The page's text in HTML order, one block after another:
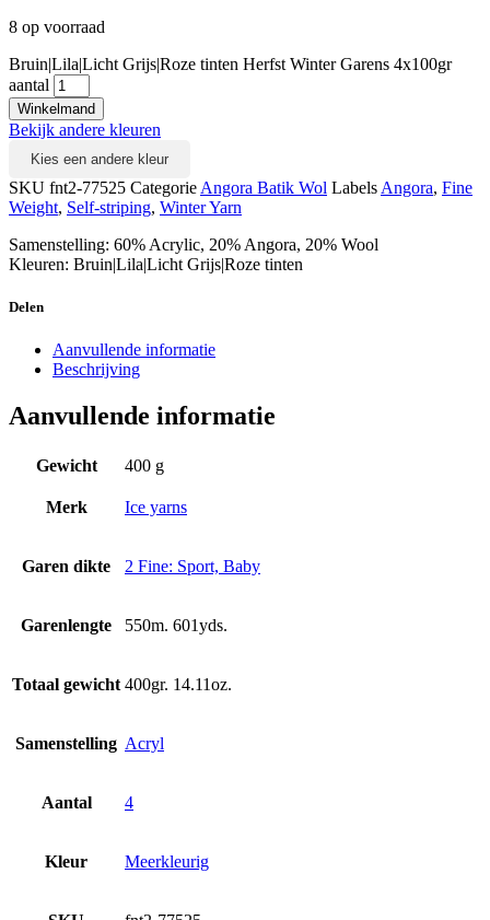
8 op voorraad
Bruin|Lila|Licht Grijs|Roze tinten Herfst Winter Garens 4x100gr
aantal
Winkelmand
Bekijk andere kleuren
Kies een andere kleur
SKU fnt2-77525 Categorie Angora Batik Wol Labels Angora, Fine
Weight, Self-striping, Winter Yarn
Samenstelling: 60% Acrylic, 20% Angora, 20% Wool
Kleuren: Bruin|Lila|Licht Grijs|Roze tinten
Delen
Aanvullende informatie
Beschrijving
Aanvullende informatie
Gewicht 400 g
Merk Ice yarns
Garen dikte 2 Fine: Sport, Baby
Garenlengte 550m. 601yds.
Totaal gewicht 400gr. 14.11oz.
Samenstelling Acryl
Aantal 4
Kleur Meerkleurig